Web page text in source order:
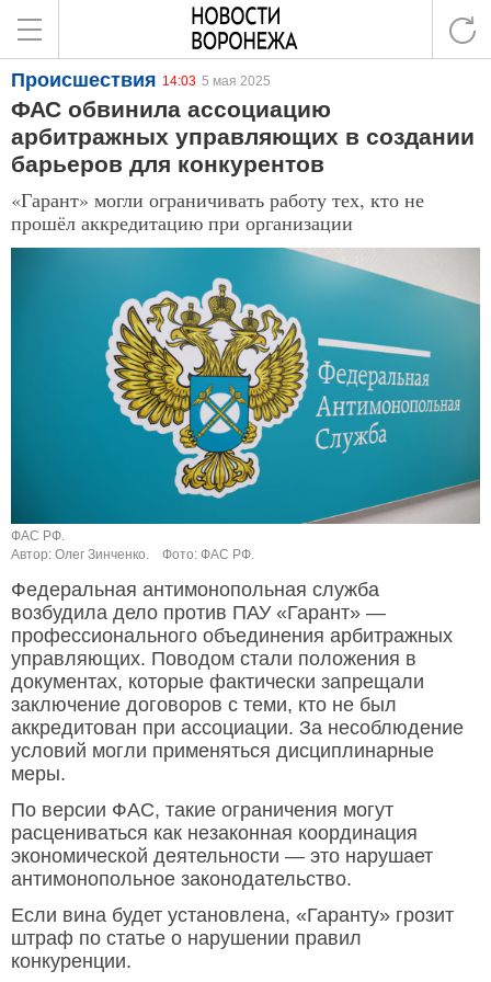
Происшествия 14:03 5 мая 2025
ФАС обвинила ассоциацию
арбитражных управляющих в создании
барьеров для конкурентов
«Гарант» могли ограничивать работу тех, кто не
прошёл аккредитацию при организации
ФАС РФ.
Автор: Олег Зинченко.
Фото: ФАС РФ.
Федеральная антимонопольная служба
возбудила дело против ПАУ «Гарант» —
профессионального объединения арбитражных
управляющих. Поводом стали положения в
документах, которые фактически запрещали
заключение договоров с теми, кто не был
аккредитован при ассоциации. За несоблюдение
условий могли применяться дисциплинарные
меры.
По версии ФАС, такие ограничения могут
расцениваться как незаконная координация
экономической деятельности — это нарушает
антимонопольное законодательство.
Если вина будет установлена, «Гаранту» грозит
штраф по статье о нарушении правил
конкуренции.